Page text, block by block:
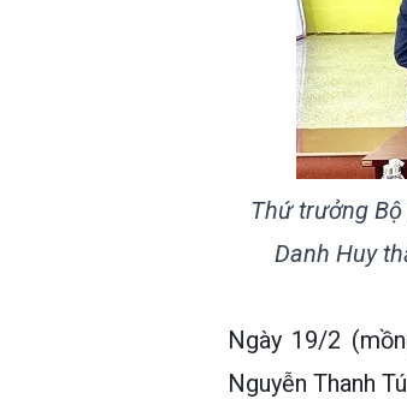
Thứ trưởng
Danh Huy
Ngày 19/2
Nguyễn Thanh